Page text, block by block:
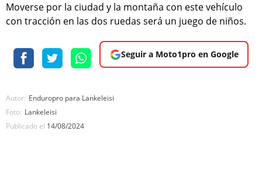
Moverse por la ciudad y la montaña con este vehículo
con tracción en las dos ruedas será un juego de niños.
Seguir a Moto1pro en Google
Autor: Enduropro para Lankeleisi
Foto: Lankeleisi
Publicado el 14/08/2024